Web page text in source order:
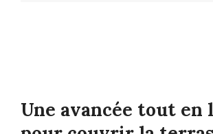
Une avancée tout en